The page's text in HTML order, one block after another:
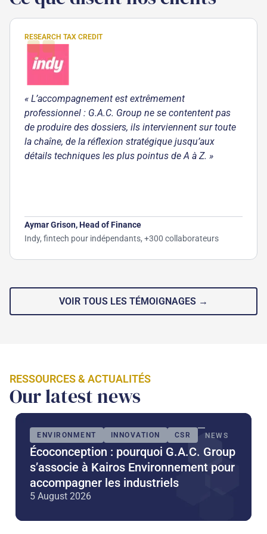
RESEARCH TAX CREDIT
« L’accompagnement est extrêmement
professionnel : G.A.C. Group ne se contentent pas
de produire des dossiers, ils interviennent sur toute
la chaîne, de la réflexion stratégique jusqu’aux
détails techniques les plus pointus de A à Z. »
Aymar Grison, Head of Finance
Indy, fintech pour indépendants, +300 collaborateurs
VOIR TOUS LES TÉMOIGNAGES →
RESSOURCES & ACTUALITÉS
Our latest news
ENVIRONMENT INNOVATION CSR NEWS
Écoconception : pourquoi G.A.C. Group
s’associe à Kairos Environnement pour
accompagner les industriels
5 August 2026